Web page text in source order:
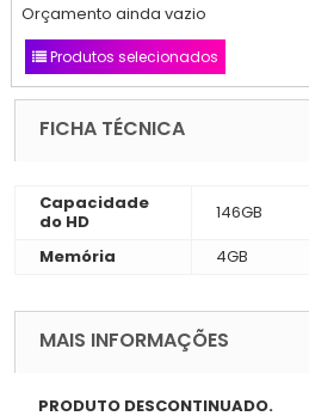
Orçamento ainda vazio
Produtos selecionados
FICHA TÉCNICA
Capacidade
do HD
146GB
Memória
4GB
MAIS INFORMAÇÕES
PRODUTO DESCONTINUADO.